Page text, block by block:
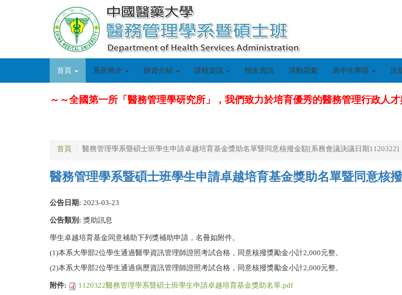
首頁 系所簡介 師資介紹 課程資訊 招生資訊 活動花絮 高中生專區 法
～～全國第一所「醫務管理學研究所」，我們致力於培育優秀的醫務管理行政人
首頁 醫務管理學系暨碩士班學生申請卓越培育基金獎助名單暨同意核撥金額[系務會議決議日期1120322]
醫務管理學系暨碩士班學生申請卓越培育基金獎助名單暨同意核
公告日期: 2023-03-23
公告類別: 獎助訊息
學生卓越培育基金同意補助下列獎補助申請，名冊如附件。
(1)本系大學部2位學生通過醫學資訊管理師證照考試合格，同意核撥獎勵金小計2,000元整。
(2)本系大學部2位學生通過病歷資訊管理師證照考試合格，同意核撥獎勵金小計2,000元整。
附件: 1120322醫務管理學系暨碩士班學生申請卓越培育基金獎助名單.pdf